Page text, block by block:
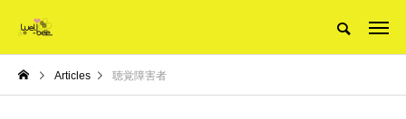
Articles 聴覚障害者